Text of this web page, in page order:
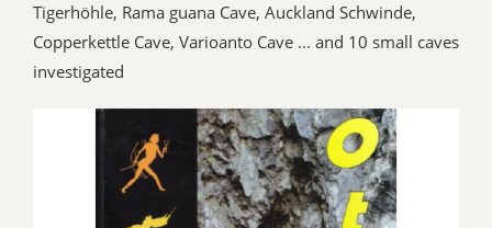
Tigerhöhle, Rama guana Cave, Auckland Schwinde,
Copperkettle Cave, Varioanto Cave ... and 10 small caves
investigated